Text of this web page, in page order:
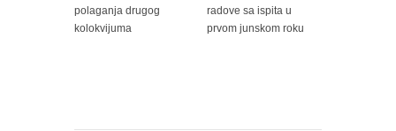
polaganja drugog
kolokvijuma
radove sa ispita u
prvom junskom roku